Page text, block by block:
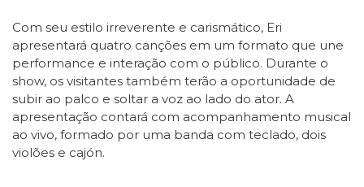
Com seu estilo irreverente e carismático, Eri
apresentará quatro canções em um formato que une
performance e interação com o público. Durante o
show, os visitantes também terão a oportunidade de
subir ao palco e soltar a voz ao lado do ator. A
apresentação contará com acompanhamento musical
ao vivo, formado por uma banda com teclado, dois
violões e cajón.